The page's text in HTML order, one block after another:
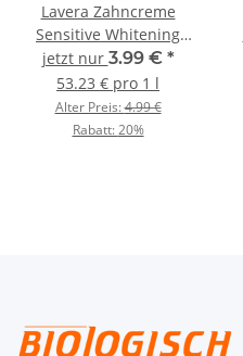
Lavera Zahncreme
Sensitive Whitening
75ml
jetzt nur 3.99 € *
53.23 € pro 1 l
Alter Preis:4.99 €
Rabatt:20%